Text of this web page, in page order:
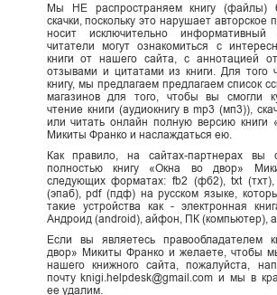
Мы НЕ распространяем книгу (файлы)
скачки, поскольку это нарушает авторское
носит исключительно информативный
читатели могут ознакомиться с
книги от нашего сайта, с аннотацией от
отзывами и цитатами из книги. Для того
книгу, мы предлагаем предлагаем список
магазинов для того, чтобы вы смогли
чтение книги (аудиокнигу в mp3 (мп3)),
или читать онлайн полную версию книги
Микиты Франко и наслаждаться ею.
Как правило, на сайтах-партнерах вы
полностью книгу «Окна во двор»
следующих форматах: fb2 (фб2), txt
(эпаб), pdf (пдф) на русском языке,
такие устройства как - электронная
Андроид (android), айфон, ПК (компьютер),
Если вы являетесь правообладателем
двор» Микиты Франко и желаете, чтобы
нашего книжного сайта, пожалуйста,
почту knigi.helpdesk@gmail.com и мы в
ее удалим.